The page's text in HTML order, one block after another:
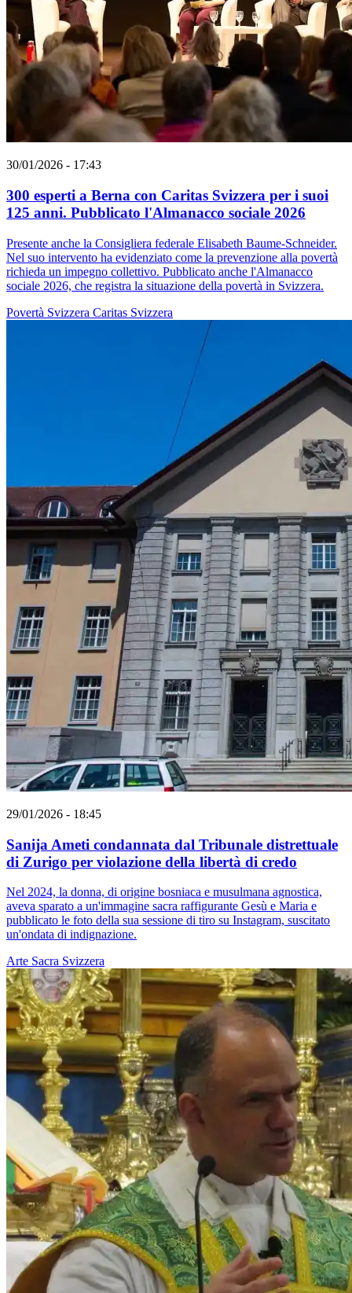
30/01/2026 - 17:43
300 esperti a Berna con Caritas Svizzera per i suoi
125 anni. Pubblicato l'Almanacco sociale 2026
Presente anche la Consigliera federale Elisabeth Baume-Schneider.
Nel suo intervento ha evidenziato come la prevenzione alla povertà
richieda un impegno collettivo. Pubblicato anche l'Almanacco
sociale 2026, che registra la situazione della povertà in Svizzera.
Povertà Svizzera Caritas Svizzera
29/01/2026 - 18:45
Sanija Ameti condannata dal Tribunale distrettuale
di Zurigo per violazione della libertà di credo
Nel 2024, la donna, di origine bosniaca e musulmana agnostica,
aveva sparato a un'immagine sacra raffigurante Gesù e Maria e
pubblicato le foto della sua sessione di tiro su Instagram, suscitato
un'ondata di indignazione.
Arte Sacra Svizzera